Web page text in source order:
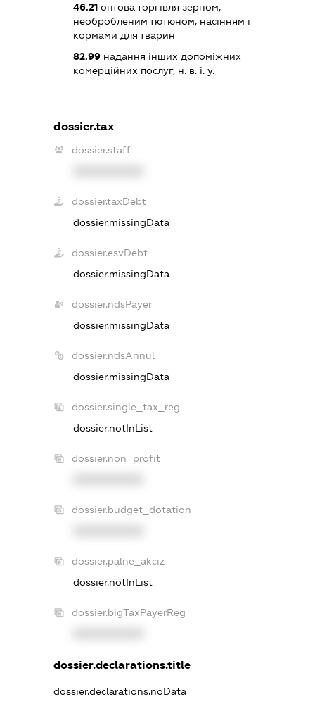
46.21 оптова торгівля зерном,
необробленим тютюном, насінням і
кормами для тварин
82.99 надання інших допоміжних
комерційних послуг, н. в. і. у.
dossier.tax
dossier.staff
dossier.taxDebt
dossier.missingData
dossier.esvDebt
dossier.missingData
dossier.ndsPayer
dossier.missingData
dossier.ndsAnnul
dossier.missingData
dossier.single_tax_reg
dossier.notInList
dossier.non_profit
dossier.budget_dotation
dossier.palne_akciz
dossier.notInList
dossier.bigTaxPayerReg
dossier.declarations.title
dossier.declarations.noData